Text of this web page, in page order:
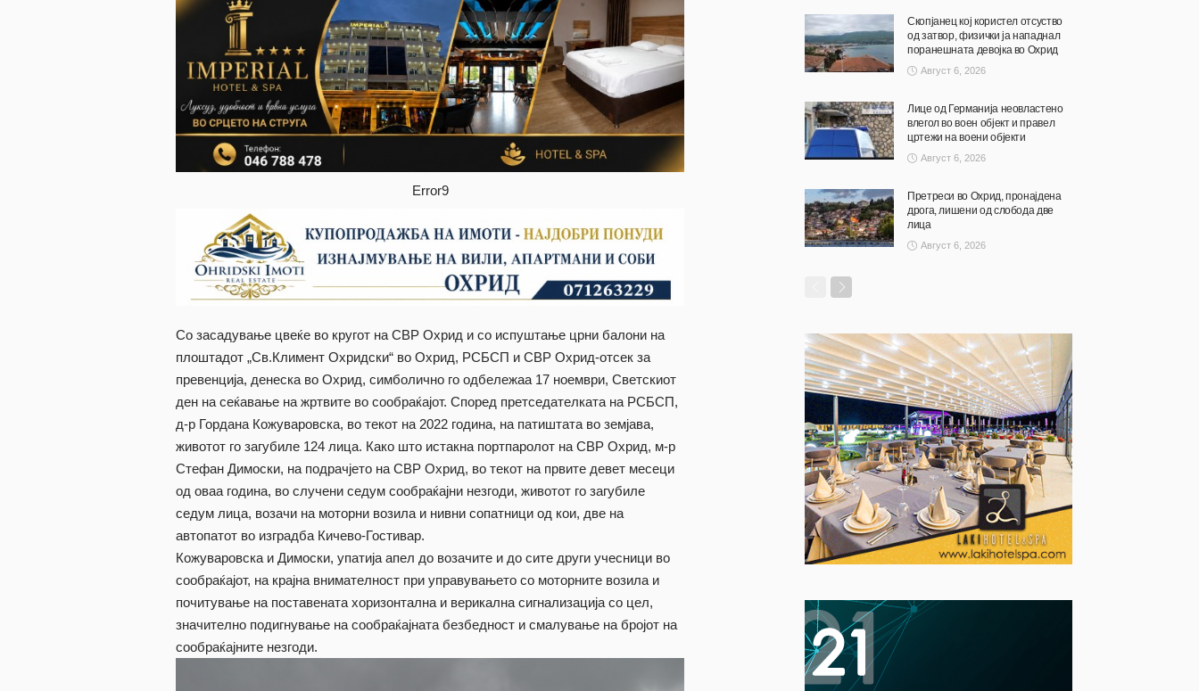
Error9
Со засадување цвеќе во кругот на СВР Охрид и со испуштање црни балони на
плоштадот „Св.Климент Охридски“ во Охрид, РСБСП и СВР Охрид-отсек за
превенција, денеска во Охрид, симболично го одбележаа 17 ноември, Светскиот
ден на сеќавање на жртвите во сообраќајот. Според претседателката на РСБСП,
д-р Гордана Кожуваровска, во текот на 2022 година, на патиштата во земјава,
животот го загубиле 124 лица. Како што истакна портпаролот на СВР Охрид, м-р
Стефан Димоски, на подрачјето на СВР Охрид, во текот на првите девет месеци
од оваа година, во случени седум сообраќајни незгоди, животот го загубиле
седум лица, возачи на моторни возила и нивни сопатници од кои, две на
автопатот во изградба Кичево-Гостивар.
Кожуваровска и Димоски, упатија апел до возачите и до сите други учесници во
сообраќајот, на крајна внимателност при управувањето со моторните возила и
почитување на поставената хоризонтална и верикална сигнализација со цел,
значително подигнување на сообраќајната безбедност и смалување на бројот на
сообраќајните незгоди.
Скопјанец кој користел отсуство
од затвор, физички ја нападнал
поранешната девојка во Охрид
Август 6, 2026
Лице од Германија неовластено
влегол во воен објект и правел
цртежи на воени објекти
Август 6, 2026
Претреси во Охрид, пронајдена
дрога, лишени од слобода две
лица
Август 6, 2026